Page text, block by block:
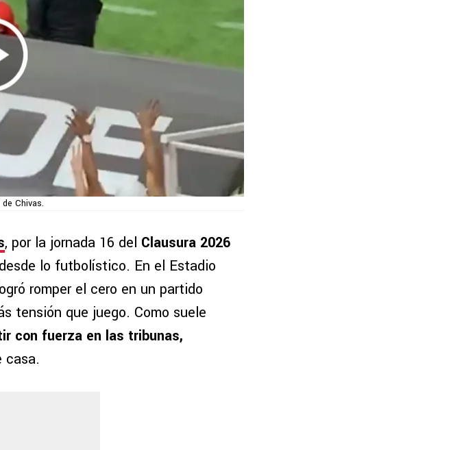
Chivas.
, por la jornada 16 del Clausura 2026
lo futbolístico. En el Estadio
romper el cero en un partido
tensión que juego. Como suele
con fuerza en las tribunas,
casa.